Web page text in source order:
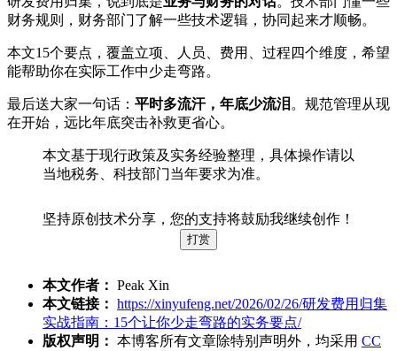
财务规则，财务部门了解一些技术逻辑，协同起来才顺畅。
本文15个要点，覆盖立项、人员、费用、过程四个维度，希望
能帮助你在实际工作中少走弯路。
最后送大家一句话： 平时多流汗，年底少流泪 。规范管理从现
在开始，远比年底突击补救更省心。
本文基于现行政策及实务经验整理，具体操作请以
当地税务、科技部门当年要求为准。
坚持原创技术分享，您的支持将鼓励我继续创作！
打赏
本文作者： Peak Xin
本文链接： https://xinyufeng.net/2026/02/26/研发费用归集
实战指南：15个让你少走弯路的实务要点/
版权声明： 本博客所有文章除特别声明外，均采用 CC